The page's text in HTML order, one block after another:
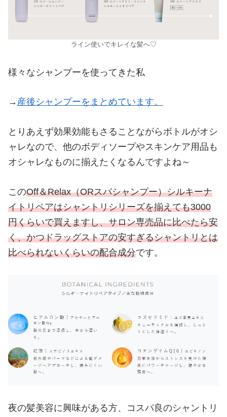
ライン使いでキレイな髪へ♡
様々なシャンプーを使ってきた私
→ 産後シャンプーをまとめています。
とりあえず効果効能もさることながらボトルがオシ
ャレなので、他のボディソープやスキンケア用品も
オシャレなものに揃えたくなるんですよね～
このOff＆Relax（ORスパシャンプー）シルキーナ
イトリペアはシャントリシリーズを揃えても3000
円くらいで買えますし、サロン専売品に比べたら安
く、かつドラッグストアの安すぎるシャントリとは
比べられないくらいの配合成分です。
夜の髪美容に興味がある方、コスパ良のシャントリ